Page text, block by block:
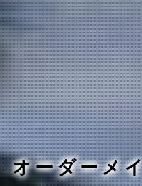
オーダーメ